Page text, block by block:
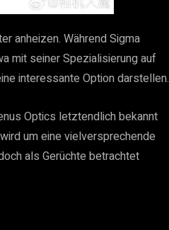
anheizen. Während Sigma
mit seiner Spezialisierung auf
interessante Option darstellen.
Optics letztendlich bekannt
um eine vielversprechende
als Gerüchte betrachtet